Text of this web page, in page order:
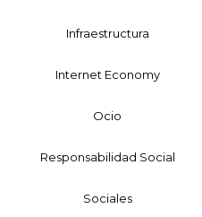
Infraestructura
Internet Economy
Ocio
Responsabilidad Social
Sociales